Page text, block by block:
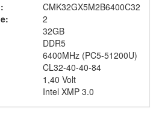
CMK32GX5M2B6400C32
2
32GB
DDR5
6400MHz (PC5-51200U)
CL32-40-40-84
1,40 Volt
Intel XMP 3.0